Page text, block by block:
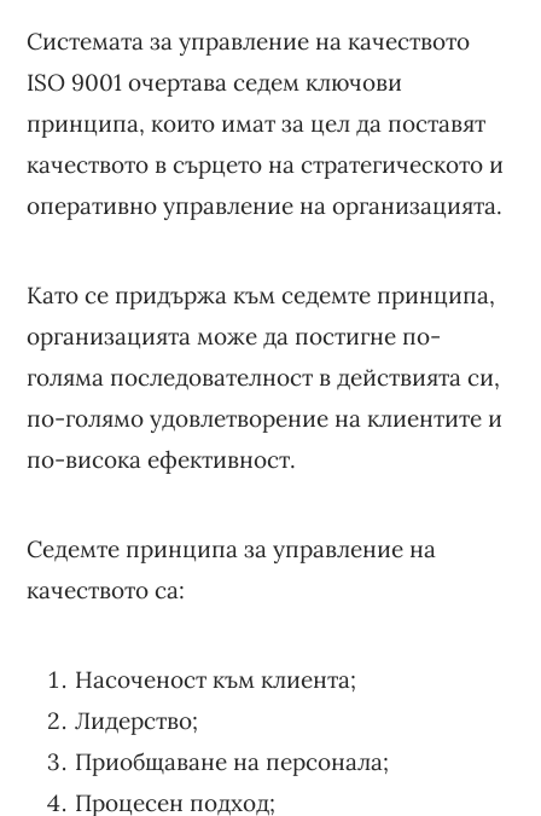
Системата за управление на качеството
ISO 9001 очертава седем ключови
принципа, които имат за цел да поставят
качеството в сърцето на стратегическото и
оперативно управление на организацията.
Като се придържа към седемте принципа,
организацията може да постигне по-
голяма последователност в действията си,
по-голямо удовлетворение на клиентите и
по-висока ефективност.
Седемте принципа за управление на
качеството са:
Насоченост към клиента;
Лидерство;
Приобщаване на персонала;
Процесен подход;